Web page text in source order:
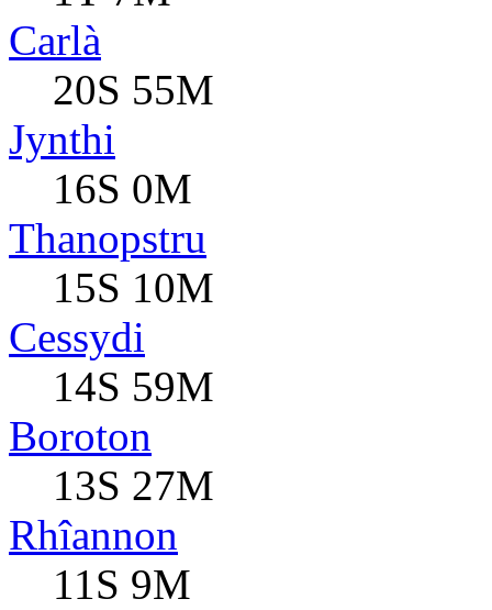
Carlà
20S 55M
Jynthi
16S 0M
Thanopstru
15S 10M
Cessydi
14S 59M
Boroton
13S 27M
Rhîannon
11S 9M